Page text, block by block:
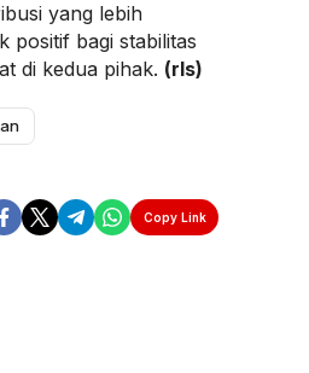
yang lebih
positif bagi stabilitas
di kedua pihak. (rls)
Copy Link